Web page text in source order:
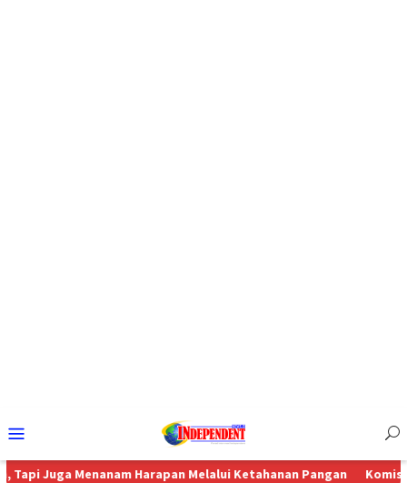
Mobile
Menanam Harapan Melalui Ketahanan Pangan Komisi 4 DPRD